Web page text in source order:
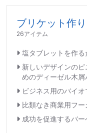
ブリケット作り
26アイテム
塩タブレットを作
新しいデザインの
めのディーゼル木
ビジネス用のバイ
比類なき商業用フ
成功を促進するバ